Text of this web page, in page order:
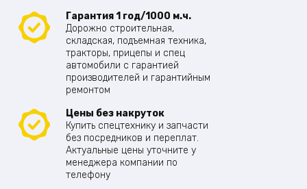
Гарантия 1 год/1000 м.ч.
Дорожно строительная,
складская, подъемная техника,
тракторы, прицепы и спец
автомобили с гарантией
производителей и гарантийным
ремонтом
Цены без накруток
Купить спецтехнику и запчасти
без посредников и переплат.
Актуальные цены уточните у
менеджера компании по
телефону